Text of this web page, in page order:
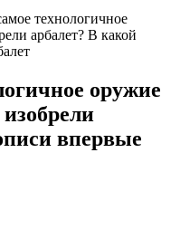
технологичное
арбалет? В какой
оружие
впервые